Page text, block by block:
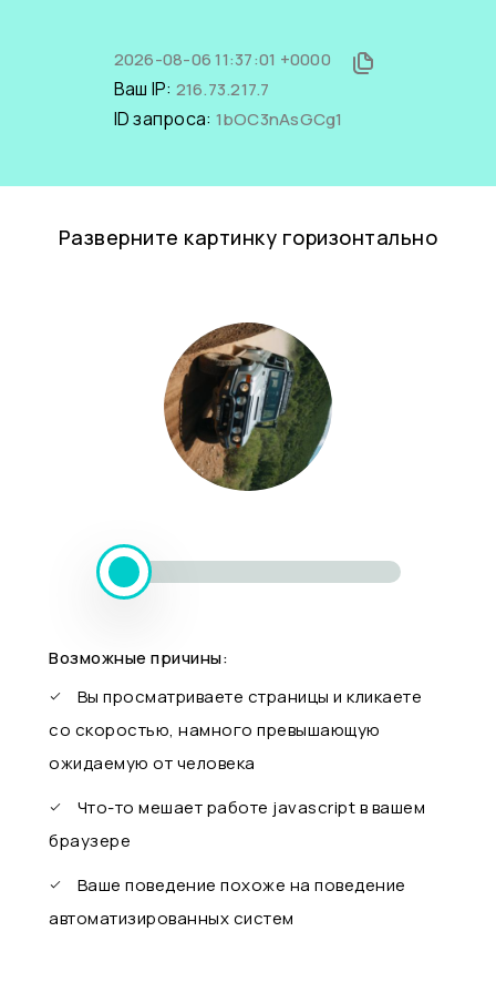
2026-08-06 11:37:01 +0000
Ваш IP: 216.73.217.7
ID запроса: 1bOC3nAsGCg1
Разверните картинку горизонтально
Возможные причины:
Вы просматриваете страницы и кликаете
со скоростью, намного превышающую
ожидаемую от человека
Что-то мешает работе javascript в вашем
браузере
Ваше поведение похоже на поведение
автоматизированных систем